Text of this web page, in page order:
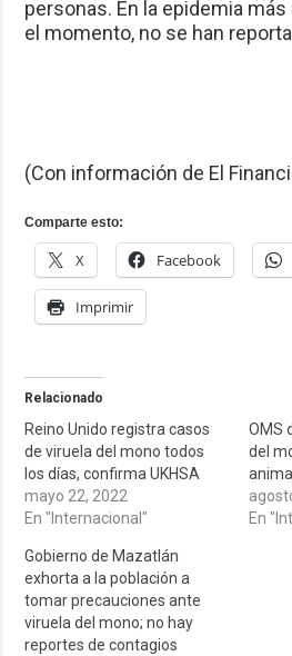
personas. En la epidemia
el momento, no se han
(Con información de El
Comparte esto:
X Facebook
Imprimir
Relacionado
Reino Unido registra casos
de viruela del mono todos
los días, confirma UKHSA
mayo 22, 2022
En "Internacional"
OMS
del
animal
En
Gobierno de Mazatlán
exhorta a la población a
tomar precauciones ante
viruela del mono; no hay
reportes de contagios